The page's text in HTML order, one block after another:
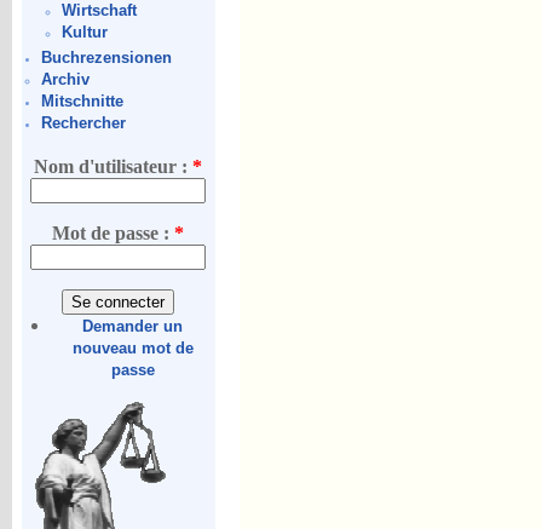
Wirtschaft
Kultur
Buchrezensionen
Archiv
Mitschnitte
Rechercher
Nom d'utilisateur :*
Mot de passe :*
Demander un
nouveau mot de
passe